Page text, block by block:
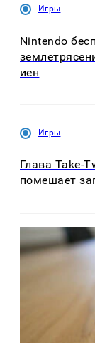
Игры
Nintendo
иен
Игры
Глава Take-
помешает